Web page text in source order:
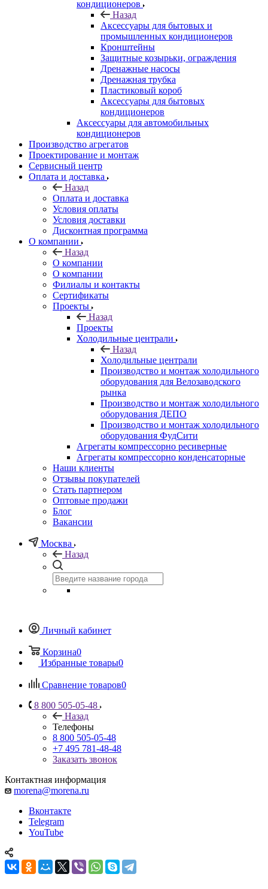
кондиционеров
Назад
Аксессуары для бытовых и
промышленных кондиционеров
Кронштейны
Защитные козырьки, ограждения
Дренажные насосы
Дренажная трубка
Пластиковый короб
Аксессуары для бытовых
кондиционеров
Аксессуары для автомобильных
кондиционеров
Производство агрегатов
Проектирование и монтаж
Сервисный центр
Оплата и доставка
Назад
Оплата и доставка
Условия оплаты
Условия доставки
Дисконтная программа
О компании
Назад
О компании
О компании
Филиалы и контакты
Сертификаты
Проекты
Назад
Проекты
Холодильные централи
Назад
Холодильные централи
Производство и монтаж холодильного
оборудования для Велозаводского
рынка
Производство и монтаж холодильного
оборудования ДЕПО
Производство и монтаж холодильного
оборудования ФудСити
Агрегаты компрессорно ресиверные
Агрегаты компрессорно конденсаторные
Наши клиенты
Отзывы покупателей
Стать партнером
Оптовые продажи
Блог
Вакансии
Москва
Назад
Личный кабинет
Корзина0
Избранные товары0
Сравнение товаров0
8 800 505-05-48
Назад
Телефоны
8 800 505-05-48
+7 495 781-48-48
Заказать звонок
Контактная информация
morena@morena.ru
Вконтакте
Telegram
YouTube